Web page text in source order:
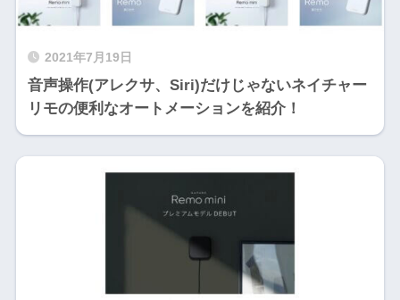
2021年7月19日
音声操作(アレクサ、Siri)だけじゃないネイチャー
リモの便利なオートメーションを紹介！